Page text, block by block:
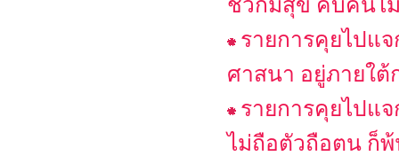
ชีวีก็มีสุข คบคนไ
รายการคุยไปแ
ศาสนา อยู่ภายใ
รายการคุยไปแ
ไม่ถือตัวถือตน ก็พ้